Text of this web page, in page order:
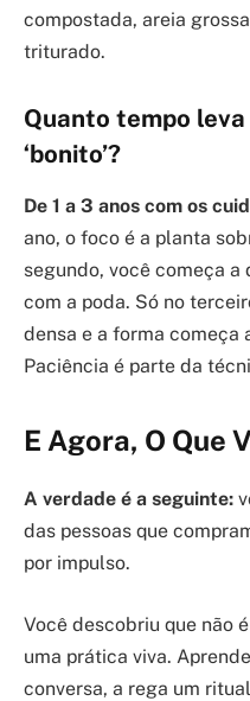
compostada, areia
triturado.
Quanto tempo
‘bonito’?
De 1 a 3 anos com os
ano, o foco é a planta
segundo, você começa
com a poda. Só no
densa e a forma começa
Paciência é parte da
E Agora, O Que
A verdade é a seguinte:
das pessoas que
por impulso.
Você descobriu que não
uma prática viva.
conversa, a rega um